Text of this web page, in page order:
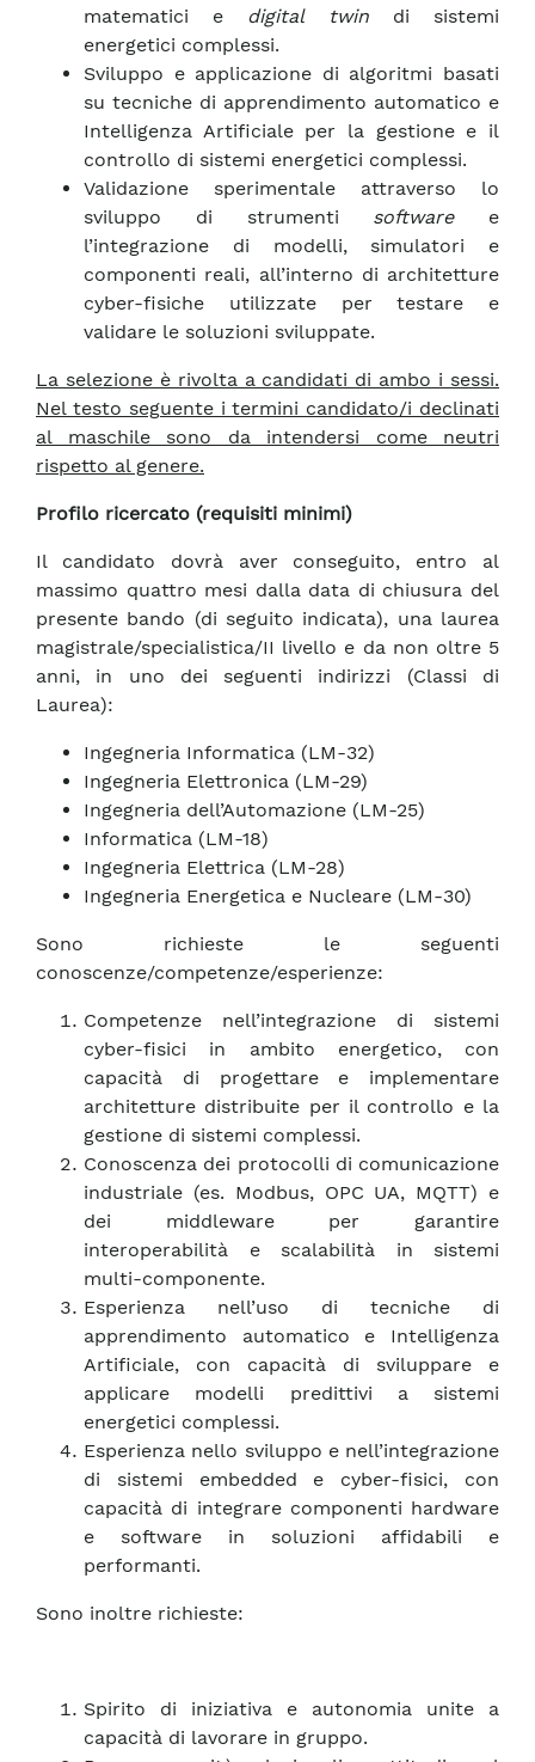
matematici e digital twindi sistemi
energetici complessi.
Sviluppo e applicazione di algoritmi basati
su tecniche di apprendimento automatico e
Intelligenza Artificiale per la gestione e il
controllo di sistemi energetici complessi.
Validazione sperimentale attraverso lo
sviluppo di strumenti softwaree
l’integrazione di modelli, simulatori e
componenti reali, all’interno di architetture
cyber-fisiche utilizzate per testare e
validare le soluzioni sviluppate.
La selezione è rivolta a candidati di ambo i sessi.
Nel testo seguente i termini candidato/i declinati
al maschile sono da intendersi come neutri
rispetto al genere.
Profilo ricercato (requisiti minimi)
Il candidato dovrà aver conseguito, entro al
massimo quattro mesi dalla data di chiusura del
presente bando (di seguito indicata), una laurea
magistrale/specialistica/II livello e da non oltre 5
anni, in uno dei seguenti indirizzi (Classi di
Laurea):
Ingegneria Informatica (LM-32)
Ingegneria Elettronica (LM-29)
Ingegneria dell’Automazione (LM-25)
Informatica (LM-18)
Ingegneria Elettrica (LM-28)
Ingegneria Energetica e Nucleare (LM-30)
Sono richieste le seguenti
conoscenze/competenze/esperienze:
Competenze nell’integrazione di sistemi
cyber-fisici in ambito energetico, con
capacità di progettare e implementare
architetture distribuite per il controllo e la
gestione di sistemi complessi.
Conoscenza dei protocolli di comunicazione
industriale (es. Modbus, OPC UA, MQTT) e
dei middleware per garantire
interoperabilità e scalabilità in sistemi
multi-componente.
Esperienza nell’uso di tecniche di
apprendimento automatico e Intelligenza
Artificiale, con capacità di sviluppare e
applicare modelli predittivi a sistemi
energetici complessi.
Esperienza nello sviluppo e nell’integrazione
di sistemi embedded e cyber-fisici, con
capacità di integrare componenti hardware
e software in soluzioni affidabili e
performanti.
Sono inoltre richieste:
Spirito di iniziativa e autonomia unite a
capacità di lavorare in gruppo.